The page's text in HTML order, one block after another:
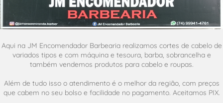
Aqui na JM Encomendador Barbearia realizamos cortes de cabelo de
variados tipos e com máquina e tesoura, barba, sobrancelha e
também vendemos produtos para cabelo e roupas.
Além de tudo isso o atendimento é o melhor da região, com preços
que cabem no seu bolso e facilidade no pagamento. Aceitamos PIX.